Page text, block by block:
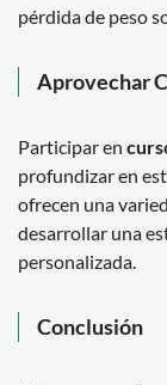
pérdida de peso
Aprovechar
Participar en
profundizar en
ofrecen una
desarrollar una
personalizada.
Conclusión